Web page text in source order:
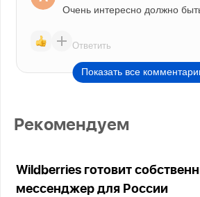
Очень интересно должно
Ответить
Показать все
Рекомендуем
Wildberries готовит
мессенджер для России